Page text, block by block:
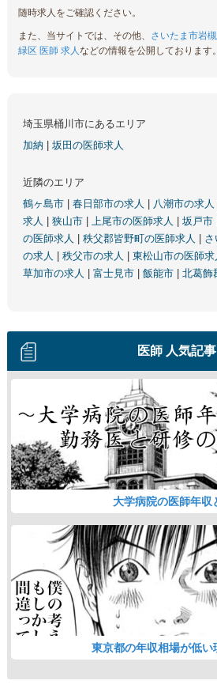
随時求人をご確認ください。
また、当サイトでは、その他、 さいたま市岩
緑区 医師 求人などの情報を公開しております。
埼玉県桶川市にあるエリア
加納
坂田の医師求人
近隣のエリア
鶴ヶ島市
春日部市の求人 八潮市の求人
求人
狭山市 上尾市の医師求人 坂戸市
の医師求人
秩父郡皆野町の医師求人
の求人
秩父市の求人 東松山市の医師求
草加市の求人
富士見市 飯能市 北葛飾
医師 人気記事
大学病院の医師年収
東京都の年収相場が低い